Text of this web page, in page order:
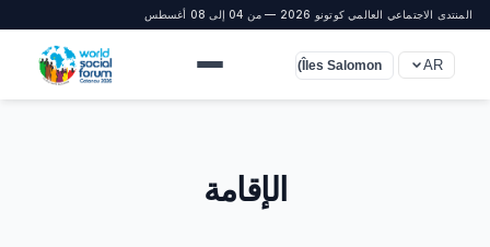
المنتدى الاجتماعي العالمي كوتونو 2026 — من 04 إلى 08 أغسطس
UTC+11 (Îles Salomon) AR
الإقامة